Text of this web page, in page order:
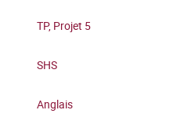
TP, Projet 5
SHS
Anglais